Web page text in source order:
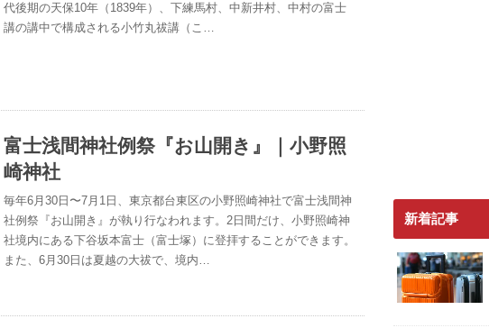
代後期の天保10年（1839年）、下練馬村、中新井村、中村の富士
講の講中で構成される小竹丸祓講（こ…
富士浅間神社例祭『お山開き』｜小野照
崎神社
毎年6月30日〜7月1日、東京都台東区の小野照崎神社で富士浅間神
社例祭『お山開き』が執り行なわれます。2日間だけ、小野照崎神
社境内にある下谷坂本富士（富士塚）に登拝することができます。
また、6月30日は夏越の大祓で、境内…
新着記事